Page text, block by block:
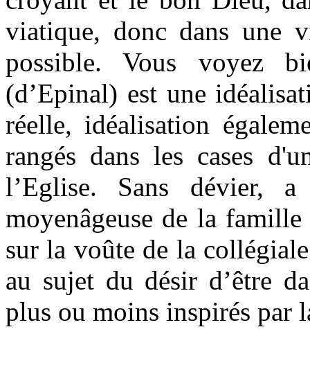
viatique, donc dans une
possible. Vous voyez
(d’Epinal) est une
réelle, idéalisation
rangés dans les cases
l’Eglise. Sans dévier,
moyenâgeuse de la
sur la voûte de la
au sujet du désir d’être
plus ou moins inspirés par